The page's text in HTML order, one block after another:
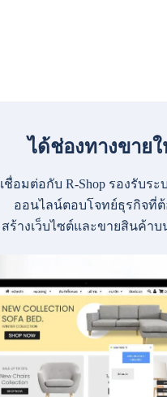
ได้ช่องทางขาย
เชื่อมต่อกับ R-Shop รองรับร
ออนไลน์ตอบโจทย์ธุรกิจที่ต้
สร้างเว็บไซต์และขายสินค้าบ